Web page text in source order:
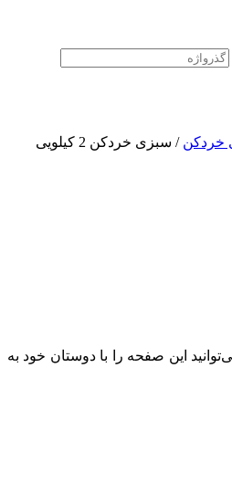
خردکن
/ سبزی خردکن 2 کیلویی
این صفحه را با دوستان خود به